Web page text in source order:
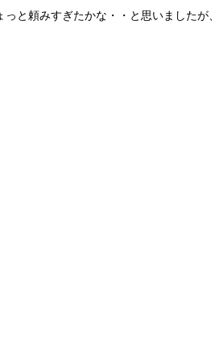
と頼みすぎたかな・・と思いましたが、